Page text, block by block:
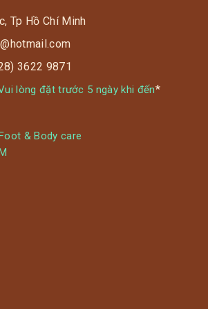
Tp Hồ Chí Minh
3622 9871
lòng đặt trước 5 ngày khi đến*
& Body care